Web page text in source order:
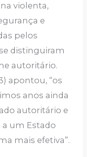
violenta,
e
pelos
distinguiram
autoritário.
apontou, “os
anos ainda
autoritário e
um Estado
mais efetiva”.